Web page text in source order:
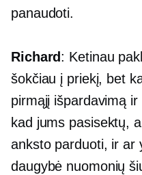
panaudoti.
Richard: Ketinau
šokčiau į priekį, bet
pirmąjį išpardavimą
kad jums pasisektų,
anksto parduoti, ir ar
daugybė nuomonių